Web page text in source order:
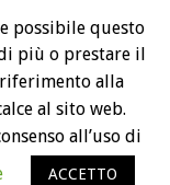
e un
si vede
possibile questo
più o prestare il
alla
al sito web.
all’uso di
ACCETTO